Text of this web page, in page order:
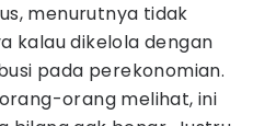
menurutnya tidak
kalau dikelola dengan
pada perekonomian.
orang melihat, ini